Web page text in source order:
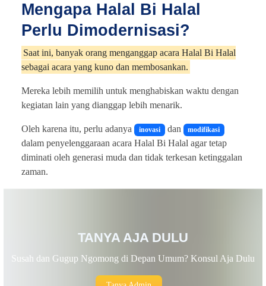
Mengapa Halal Bi Halal
Perlu Dimodernisasi?
Saat ini, banyak orang menganggap acara Halal Bi Halal
sebagai acara yang kuno dan membosankan.
Mereka lebih memilih untuk menghabiskan waktu dengan
kegiatan lain yang dianggap lebih menarik.
Oleh karena itu, perlu adanya inovasi dan modifikasi
dalam penyelenggaraan acara Halal Bi Halal agar tetap
diminati oleh generasi muda dan tidak terkesan ketinggalan
zaman.
TANYA AJA DULU
Susah dan Gugup Ngomong di Depan Umum? Konsul Aja Dulu